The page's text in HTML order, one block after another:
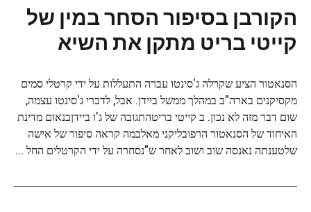
הקורבן בסיפור הסחר במין של
קייטי בריט מתקן את השיא
הסנאטור הציע שקרלה ג'סינטו עברה התעללות על ידי קרטלי סמים
מקסיקנים בארה"ב במהלך ממשל ביידן. אבל, לדברי ג'סינטו עצמה,
שום דבר מזה לא נכון. ב קייטי בריטהתגובה של ג'ו ביידןבנאום מדינת
האיחוד של הסנאטור הרפובליקני מאלבמה קראה סיפור של אישה
שלטענתה נאנסה שוב ושוב לאחר ש"נסחרה על ידי הקרטלים החל ...